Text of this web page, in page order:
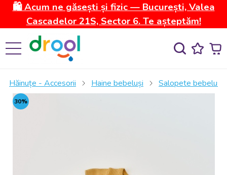
🛍️ Acum ne găsești și fizic — București, Valea
Cascadelor 21S, Sector 6. Te așteptăm!
Hăinuțe - Accesorii Haine bebeluși Salopete bebelusi
30%